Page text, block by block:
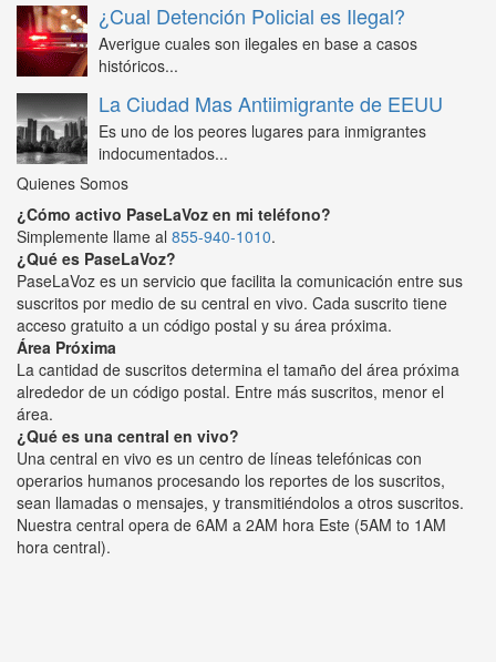
¿Cual Detención Policial es Ilegal?
Averigue cuales son ilegales en base a casos
históricos...
La Ciudad Mas Antiimigrante de EEUU
Es uno de los peores lugares para inmigrantes
indocumentados...
Quienes Somos
¿Cómo activo PaseLaVoz en mi teléfono?
Simplemente llame al 855-940-1010.
¿Qué es PaseLaVoz?
PaseLaVoz es un servicio que facilita la comunicación entre sus
suscritos por medio de su central en vivo. Cada suscrito tiene
acceso gratuito a un código postal y su área próxima.
Área Próxima
La cantidad de suscritos determina el tamaño del área próxima
alrededor de un código postal. Entre más suscritos, menor el
área.
¿Qué es una central en vivo?
Una central en vivo es un centro de líneas telefónicas con
operarios humanos procesando los reportes de los suscritos,
sean llamadas o mensajes, y transmitiéndolos a otros suscritos.
Nuestra central opera de 6AM a 2AM hora Este (5AM to 1AM
hora central).